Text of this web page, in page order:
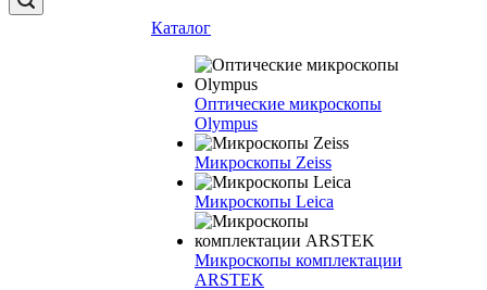
Каталог
Оптические микроскопы
Olympus
Микроскопы Zeiss
Микроскопы Leica
Микроскопы комплектации
ARSTEK